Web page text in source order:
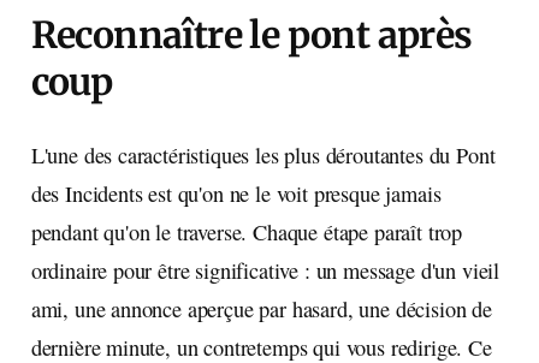
Reconnaître le pont après
coup
L'une des caractéristiques les plus déroutantes du Pont
des Incidents est qu'on ne le voit presque jamais
pendant qu'on le traverse. Chaque étape paraît trop
ordinaire pour être significative : un message d'un vieil
ami, une annonce aperçue par hasard, une décision de
dernière minute, un contretemps qui vous redirige. Ce